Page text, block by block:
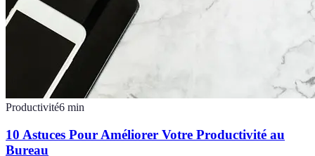
Productivité6 min
10 Astuces Pour Améliorer Votre Productivité au
Bureau